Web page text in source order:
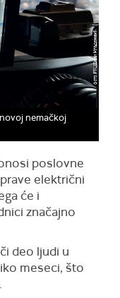
nemačkoj
poslovne
električni
će i
značajno
deo ljudi u
meseci, što